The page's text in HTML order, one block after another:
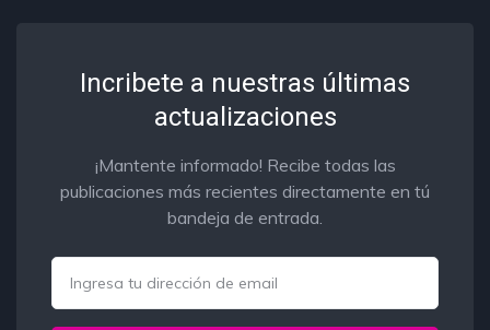
Incribete a nuestras últimas
actualizaciones
¡Mantente informado! Recibe todas las
publicaciones más recientes directamente en tú
bandeja de entrada.